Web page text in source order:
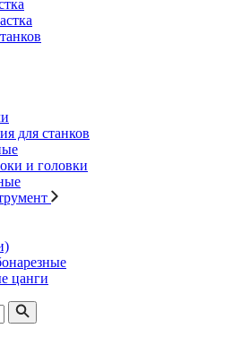
для станков
и головки
цанги